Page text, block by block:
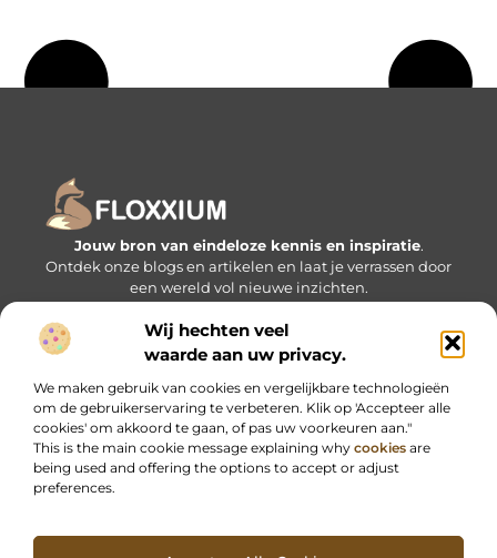
Wij hechten veel
waarde aan uw privacy.
We maken gebruik van cookies en vergelijkbare technologieën
om de gebruikerservaring te verbeteren. Klik op 'Accepteer alle
cookies' om akkoord te gaan, of pas uw voorkeuren aan."
This is the main cookie message explaining why cookies are
being used and offering the options to accept or adjust
preferences.
Jouw bron van eindeloze kennis en inspiratie.
Ontdek onze blogs en artikelen en laat je verrassen door
een wereld vol nieuwe inzichten.
Bericht categorie
Onze informatie